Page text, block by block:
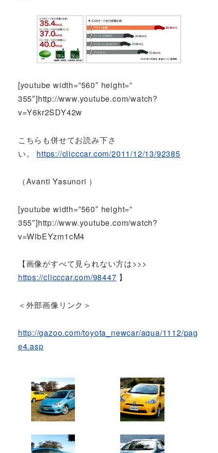
[youtube width=”560″ height=”
355″]http://www.youtube.com/watch?
v=Y6kr2SDY42w
こちらも併せてお読み下さ
い。 https://clicccar.com/2011/12/13/92385
（Avanti Yasunori ）
[youtube width=”560″ height=”
355″]http://www.youtube.com/watch?
v=WIbEYzm1cM4
【画像がすべて見られない方は>>>
https://clicccar.com/98447 】
＜外部画像リンク＞
http://gazoo.com/toyota_newcar/aqua/1112/pag
e4.asp